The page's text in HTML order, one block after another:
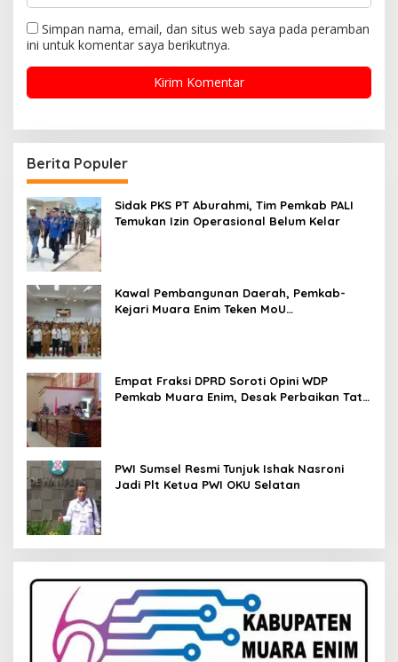
Simpan nama, email, dan situs web saya pada peramban
ini untuk komentar saya berikutnya.
Berita Populer
Sidak PKS PT Aburahmi, Tim Pemkab PALI
Temukan Izin Operasional Belum Kelar
Kawal Pembangunan Daerah, Pemkab-
Kejari Muara Enim Teken MoU
Empat Fraksi DPRD Soroti Opini WDP
Pemkab Muara Enim, Desak Perbaikan Tata
PWI Sumsel Resmi Tunjuk Ishak Nasroni
Jadi Plt Ketua PWI OKU Selatan